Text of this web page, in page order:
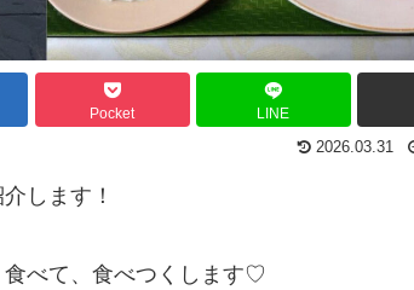
Pocket LINE
2026.03.31
します！
食べて、食べつくします♡